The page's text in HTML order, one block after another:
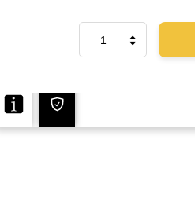
Monitor
Audio
R90HT12